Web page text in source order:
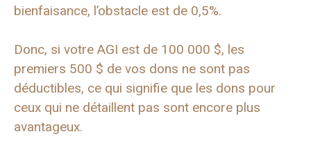
bienfaisance, l’obstacle est de 0,5%.
Donc, si votre AGI est de 100 000 $, les
premiers 500 $ de vos dons ne sont pas
déductibles, ce qui signifie que les dons pour
ceux qui ne détaillent pas sont encore plus
avantageux.